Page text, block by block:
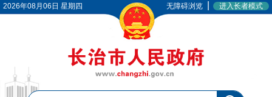
2026年08月06日 星期四 无障碍浏览 进入长者模式